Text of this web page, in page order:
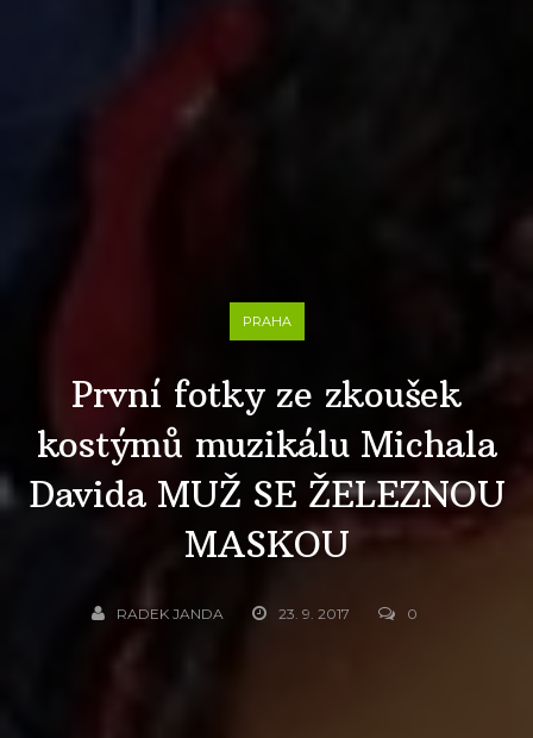
PRAHA
První fotky ze zkoušek
kostýmů muzikálu Michala
Davida MUŽ SE ŽELEZNOU
MASKOU
RADEK JANDA 23. 9. 2017 0